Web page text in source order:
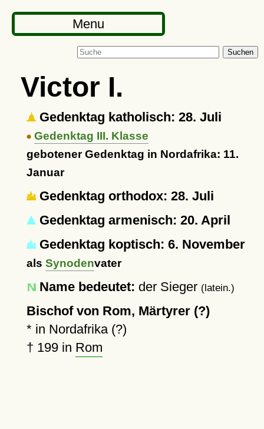
Menu
Suchen
Victor I.
Gedenktag katholisch: 28. Juli
Gedenktag III. Klasse
gebotener Gedenktag in Nordafrika: 11.
Januar
Gedenktag orthodox: 28. Juli
Gedenktag armenisch: 20. April
Gedenktag koptisch: 6. November
als Synodenvater
Name bedeutet: der Sieger (latein.)
Bischof von Rom, Märtyrer (?)
* in Nordafrika (?)
† 199in Rom